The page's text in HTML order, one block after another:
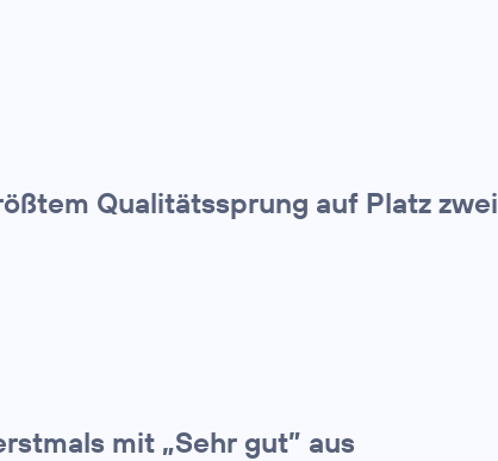
Qualitätssprung auf Platz zwei
mit „Sehr gut” aus